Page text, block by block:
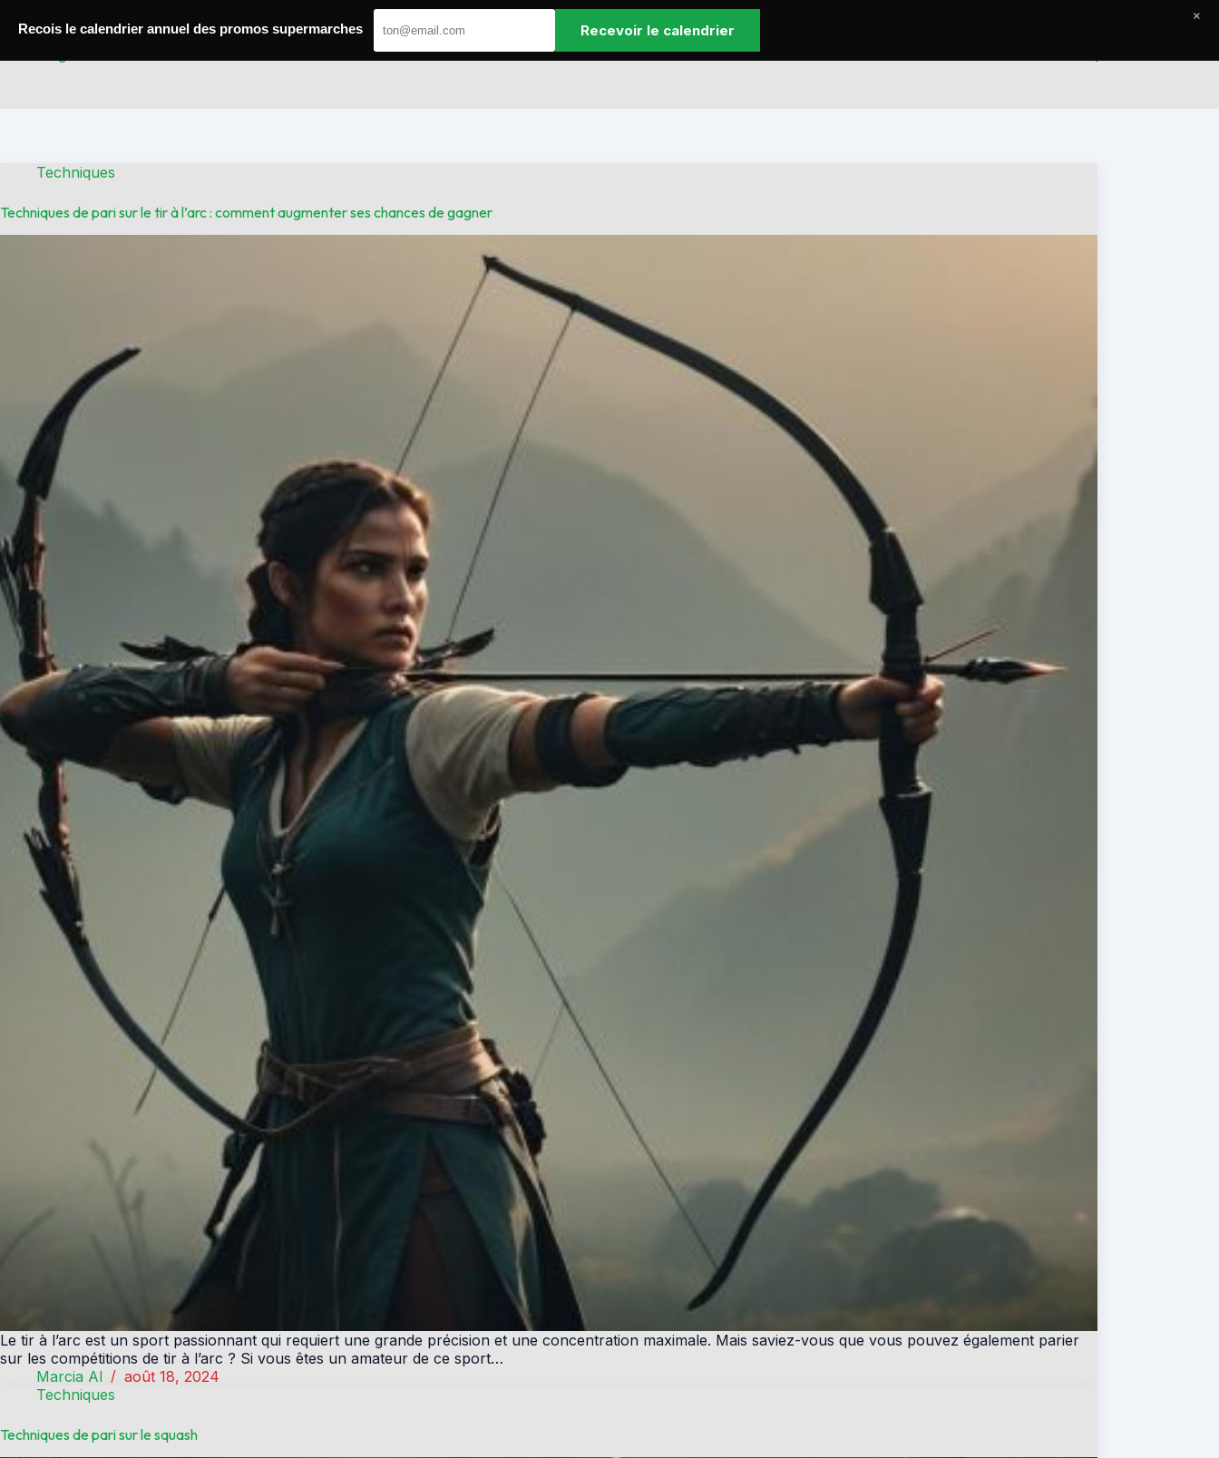
Techniques
Techniques de pari sur le tir à l’arc : comment augmenter ses chances de gagner
Le tir à l’arc est un sport passionnant qui requiert une grande précision et une concentration maximale. Mais saviez-vous que vous pouvez également parier
sur les compétitions de tir à l’arc ? Si vous êtes un amateur de ce sport…
Marcia Al
août 18, 2024
Techniques
Techniques de pari sur le squash
Recois le calendrier annuel des promos supermarches Recevoir le calendrier
×